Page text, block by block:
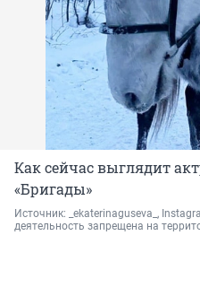
Как сейчас выглядит
«Бригады»
Источник: _ekaterinaguseva_,
деятельность запрещена на